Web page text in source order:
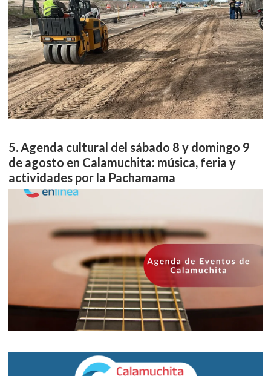
Agenda cultural del sábado 8 y domingo 9
de agosto en Calamuchita: música, feria y
actividades por la Pachamama